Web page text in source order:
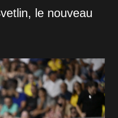
le nouveau